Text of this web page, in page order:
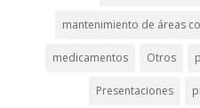
mantenimiento de áreas
medicamentos Otros
Presentaciones